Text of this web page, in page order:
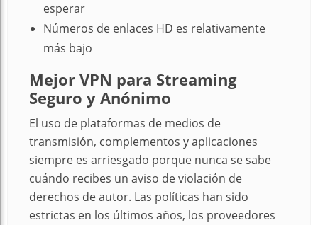
esperar
Números de enlaces HD es relativamente
más bajo
Mejor VPN para Streaming
Seguro y Anónimo
El uso de plataformas de medios de
transmisión, complementos y aplicaciones
siempre es arriesgado porque nunca se sabe
cuándo recibes un aviso de violación de
derechos de autor. Las políticas han sido
estrictas en los últimos años, los proveedores